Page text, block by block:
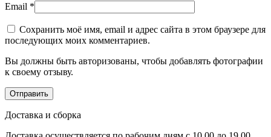
Email *
Сохранить моё имя, email и адрес сайта в этом браузере для
последующих моих комментариев.
Вы должны быть авторизованы, чтобы добавлять фотографии
к своему отзыву.
Доставка и сборка